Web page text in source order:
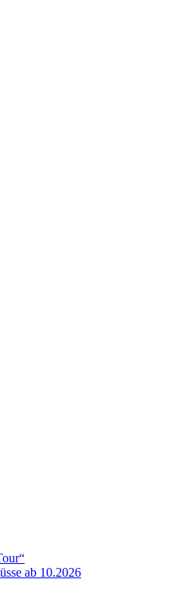
ab 10.2026